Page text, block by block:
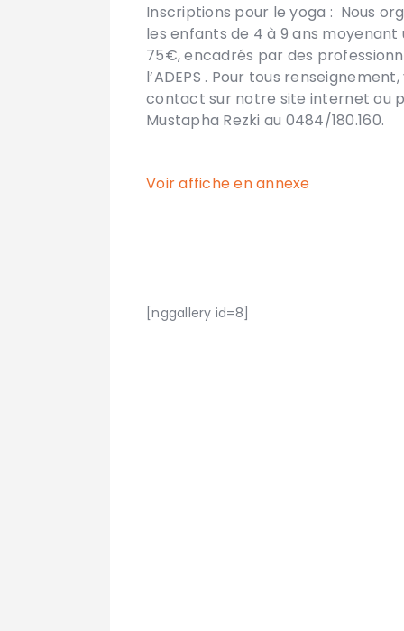
Inscriptions pour le yoga : Nous
les enfants de 4 à 9 ans
75€, encadrés par des
l’ADEPS . Pour tous
contact sur notre site internet ou
Mustapha Rezki au 0484/180.160.
Voir affiche en annexe
[nggallery id=8]